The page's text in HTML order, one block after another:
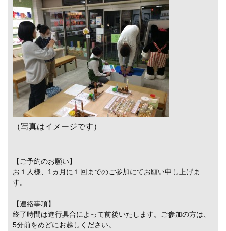
（写真はイメージです）
【ご予約のお願い】
お１人様、1ヵ月に１回までのご参加にてお願い申し上げま
す。
【連絡事項】
終了時間は進行具合によって前後いたします。ご参加の方は、
5分前をめどにお越しください。